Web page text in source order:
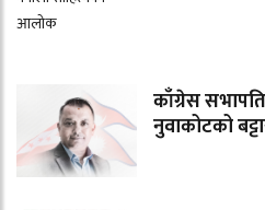
काँग्रेस
नुवाकोटको